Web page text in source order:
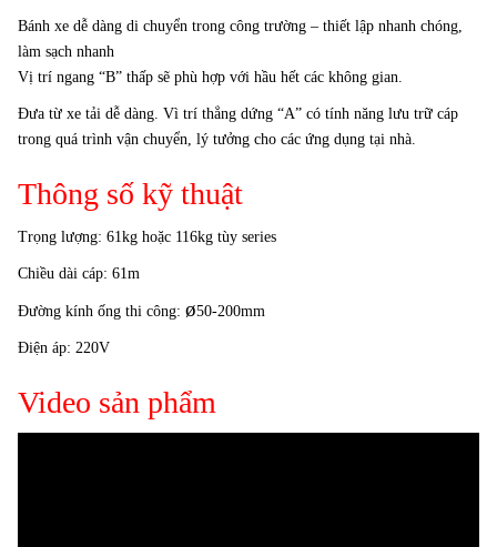
Bánh xe dễ dàng di chuyển trong công trường – thiết lập nhanh chóng,
làm sạch nhanh
Vị trí ngang “B” thấp sẽ phù hợp với hầu hết các không gian.
Đưa từ xe tải dễ dàng. Vì trí thẳng dứng “A” có tính năng lưu trữ cáp
trong quá trình vận chuyển, lý tưởng cho các ứng dụng tại nhà.
Thông số kỹ thuật
Trọng lượng: 61kg hoặc 116kg tùy series
Chiều dài cáp: 61m
Đường kính ống thi công: ø50-200mm
Điện áp: 220V
Video sản phẩm